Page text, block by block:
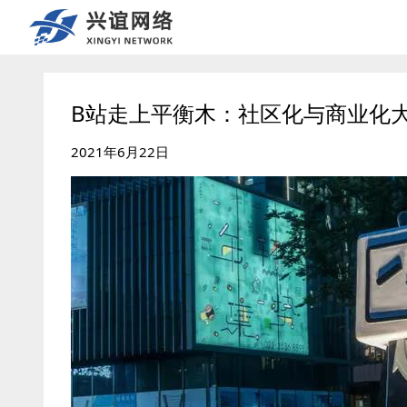
B站走上平衡木：社区化与商业化
2021年6月22日